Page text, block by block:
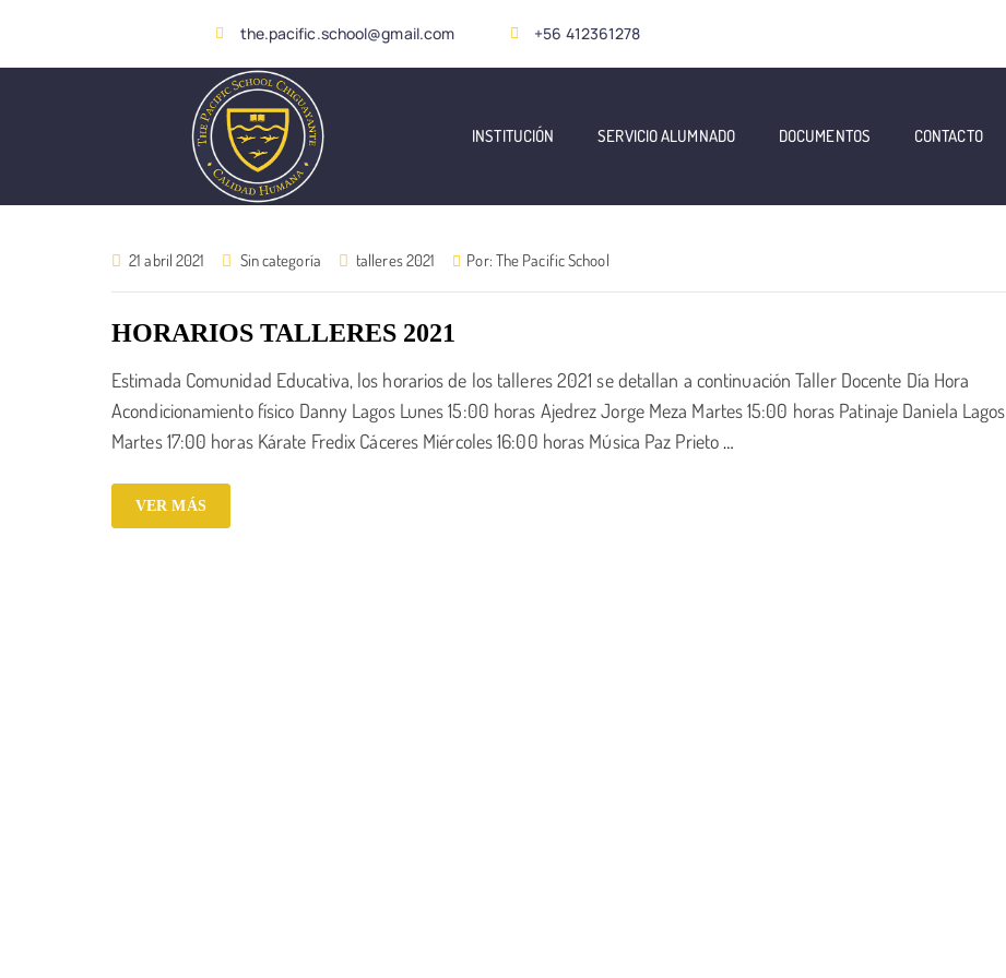
the.pacific.school@gmail.com +56 412361278
INSTITUCIÓN SERVICIO ALUMNADO DOCUMENTOS CONTACTO
21 abril 2021 Sin categoría talleres 2021 Por: The Pacific School
HORARIOS TALLERES 2021
Estimada Comunidad Educativa, los horarios de los talleres 2021 se detallan a continuación Taller Docente Día Hora
Acondicionamiento físico Danny Lagos Lunes 15:00 horas Ajedrez Jorge Meza Martes 15:00 horas Patinaje Daniela Lagos
Martes 17:00 horas Kárate Fredix Cáceres Miércoles 16:00 horas Música Paz Prieto …
VER MÁS